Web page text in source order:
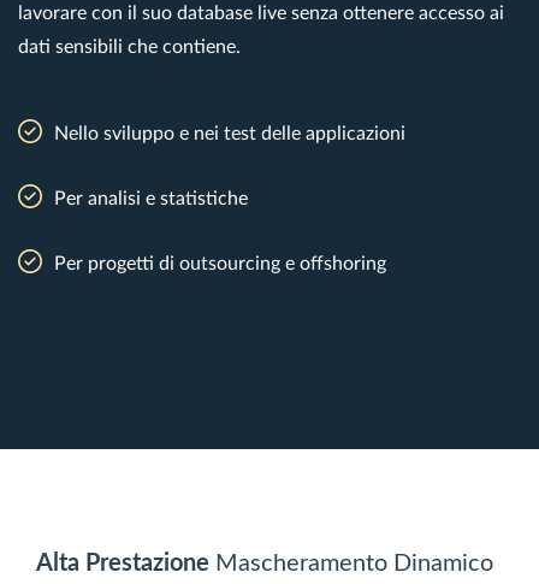
lavorare con il suo database live senza ottenere accesso ai
dati sensibili che contiene.
Nello sviluppo e nei test delle applicazioni
Per analisi e statistiche
Per progetti di outsourcing e offshoring
Alta Prestazione Mascheramento Dinamico